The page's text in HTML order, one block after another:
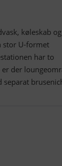
køleskab
stor U-formet
har to
der